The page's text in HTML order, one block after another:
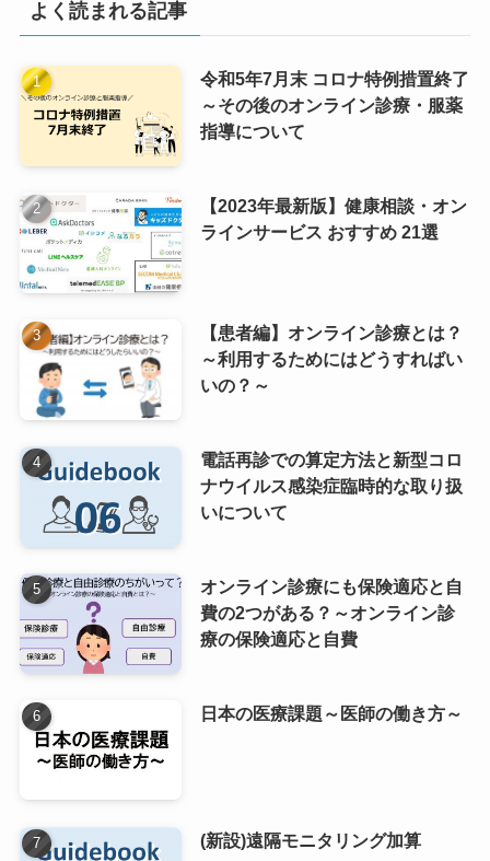
よく読まれる記事
令和5年7月末 コロナ特例措置終了
～その後のオンライン診療・服薬
指導について
【2023年最新版】健康相談・オン
ラインサービス おすすめ 21選
【患者編】オンライン診療とは？
～利用するためにはどうすればい
いの？～
電話再診での算定方法と新型コロ
ナウイルス感染症臨時的な取り扱
いについて
オンライン診療にも保険適応と自
費の2つがある？～オンライン診
療の保険適応と自費
日本の医療課題～医師の働き方～
(新設)遠隔モニタリング加算